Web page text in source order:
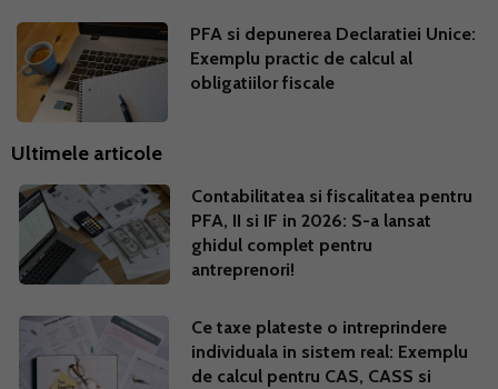
PFA si depunerea Declaratiei Unice:
Exemplu practic de calcul al
obligatiilor fiscale
Ultimele articole
Contabilitatea si fiscalitatea pentru
PFA, II si IF in 2026: S-a lansat
ghidul complet pentru
antreprenori!
Ce taxe plateste o intreprindere
individuala in sistem real: Exemplu
de calcul pentru CAS, CASS si